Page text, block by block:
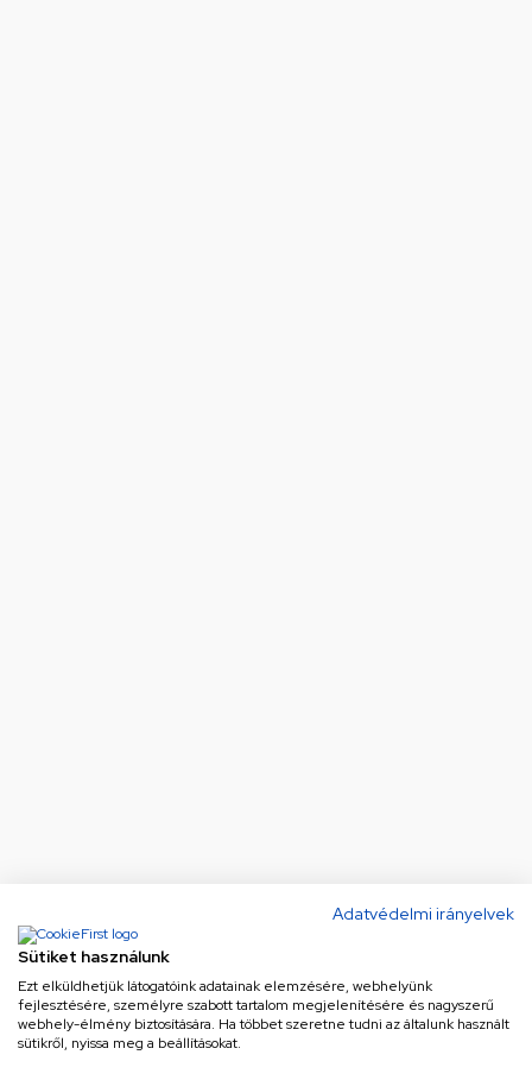
Adatvédelmi irányelvek
Sütiket használunk
Ezt elküldhetjük látogatóink adatainak elemzésére, webhelyünk
fejlesztésére, személyre szabott tartalom megjelenítésére és nagyszerű
webhely-élmény biztosítására. Ha többet szeretne tudni az általunk használt
sütikről, nyissa meg a beállításokat.